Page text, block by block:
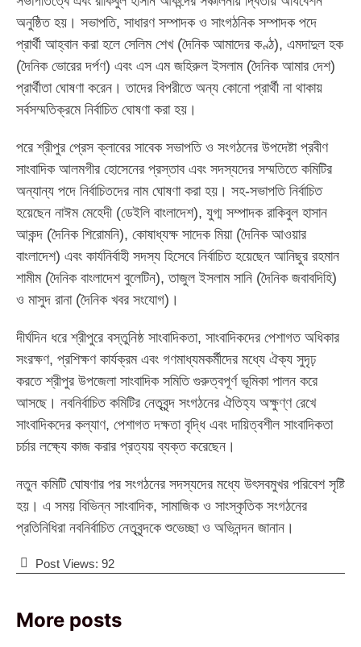
অনুষ্ঠিত হয়। সভাপতি, সাধারণ সম্পাদক ও সাংগঠনিক সম্পাদক পদে
প্রার্থী আহ্বান করা হলে সেলিম শেখ (দৈনিক আমাদের কণ্ঠ), এমদাদুল হক
(দৈনিক ভোরের দর্পণ) এবং এস এম জহিরুল ইসলাম (দৈনিক আমার দেশ)
প্রার্থীতা ঘোষণা করেন। তাদের বিপরীতে অন্য কোনো প্রার্থী না থাকায়
সর্বসম্মতিক্রমে নির্বাচিত ঘোষণা করা হয়।
পরে শ্রীপুর প্রেস ক্লাবের সাবেক সভাপতি ও সংগঠনের উপদেষ্টা প্রবীণ
সাংবাদিক আলমগীর হোসেনের প্রস্তাব এবং সদস্যদের সম্মতিতে কমিটির
অন্যান্য পদে নির্বাচিতদের নাম ঘোষণা করা হয়। সহ-সভাপতি নির্বাচিত
হয়েছেন নাঈম মেহেদী (ডেইলি বাংলাদেশ), যুগ্ম সম্পাদক রাকিবুল হাসান
আকন্দ (দৈনিক শিরোমনি), কোষাধ্যক্ষ সাদেক মিয়া (দৈনিক আওয়ার
বাংলাদেশ) এবং কার্যনির্বাহী সদস্য হিসেবে নির্বাচিত হয়েছেন আনিছুর রহমান
শামীম (দৈনিক বাংলাদেশ বুলেটিন), তাজুল ইসলাম সানি (দৈনিক জবাবদিহি)
ও মাসুদ রানা (দৈনিক খবর সংযোগ)।
দীর্ঘদিন ধরে শ্রীপুরে বস্তুনিষ্ঠ সাংবাদিকতা, সাংবাদিকদের পেশাগত অধিকার
সংরক্ষণ, প্রশিক্ষণ কার্যক্রম এবং গণমাধ্যমকর্মীদের মধ্যে ঐক্য সুদৃঢ়
করতে শ্রীপুর উপজেলা সাংবাদিক সমিতি গুরুত্বপূর্ণ ভূমিকা পালন করে
আসছে। নবনির্বাচিত কমিটির নেতৃবৃন্দ সংগঠনের ঐতিহ্য অক্ষুণ্ণ রেখে
সাংবাদিকদের কল্যাণ, পেশাগত দক্ষতা বৃদ্ধি এবং দায়িত্বশীল সাংবাদিকতা
চর্চার লক্ষ্যে কাজ করার প্রত্যয় ব্যক্ত করেছেন।
নতুন কমিটি ঘোষণার পর সংগঠনের সদস্যদের মধ্যে উৎসবমুখর পরিবেশ সৃষ্টি
হয়। এ সময় বিভিন্ন সাংবাদিক, সামাজিক ও সাংস্কৃতিক সংগঠনের
প্রতিনিধিরা নবনির্বাচিত নেতৃবৃন্দকে শুভেচ্ছা ও অভিনন্দন জানান।
Post Views: 92
More posts